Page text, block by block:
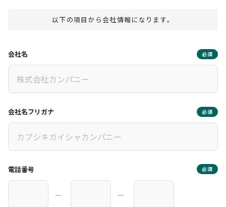
以下の項目から会社情報になります。
会社名 必須
会社名フリガナ 必須
電話番号 必須
― ―